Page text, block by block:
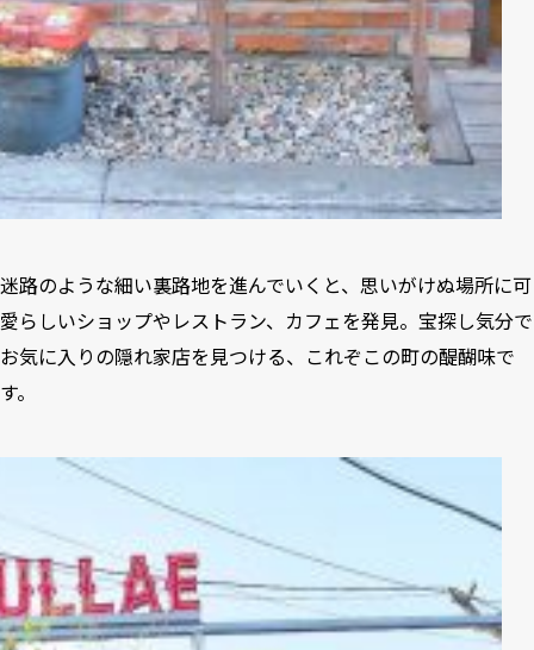
迷路のような細い裏路地を進んでいくと、思いがけぬ場所に可
愛らしいショップやレストラン、カフェを発見。宝探し気分で
お気に入りの隠れ家店を見つける、これぞこの町の醍醐味で
す。